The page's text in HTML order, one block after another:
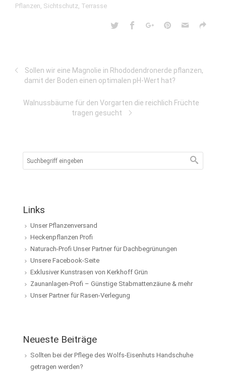
Pflanzen, Sichtschutz, Terrasse
Sollen wir eine Magnolie in Rhododendronerde pflanzen,
damit der Boden einen optimalen pH-Wert hat?
Walnussbäume für den Vorgarten die reichlich Früchte
tragen gesucht
Links
Unser Pflanzenversand
Heckenpflanzen Profi
Naturach-Profi Unser Partner für Dachbegrünungen
Unsere Facebook-Seite
Exklusiver Kunstrasen von Kerkhoff Grün
Zaunanlagen-Profi – Günstige Stabmattenzäune & mehr
Unser Partner für Rasen-Verlegung
Neueste Beiträge
Sollten bei der Pflege des Wolfs-Eisenhuts Handschuhe
getragen werden?